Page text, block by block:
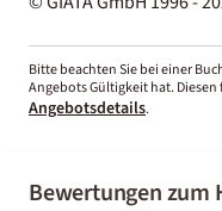
Bitte beachten Sie bei einer
Angebots Gültigkeit hat.
Angebotsdetails.
Bewertungen zum